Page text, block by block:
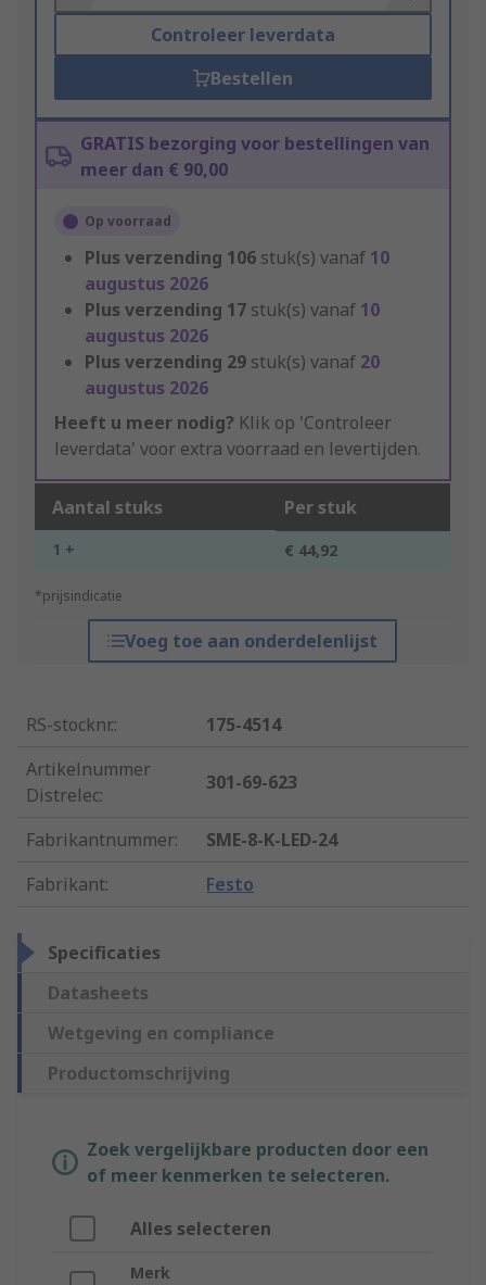
Controleer leverdata
Bestellen
GRATIS bezorging voor bestellingen van
meer dan € 90,00
Op voorraad
Plus verzending 106 stuk(s) vanaf 10
augustus 2026
Plus verzending 17 stuk(s) vanaf 10
augustus 2026
Plus verzending 29 stuk(s) vanaf 20
augustus 2026
Heeft u meer nodig? Klik op 'Controleer
leverdata' voor extra voorraad en levertijden.
Aantal stuks Per stuk
1 + € 44,92
*prijsindicatie
Voeg toe aan onderdelenlijst
RS-stocknr.:
175-4514
Artikelnummer
Distrelec:
301-69-623
Fabrikantnummer:
SME-8-K-LED-24
Fabrikant: Festo
Specificaties
Datasheets
Wetgeving en compliance
Productomschrijving
Zoek vergelijkbare producten door een
of meer kenmerken te selecteren.
Alles selecteren
Merk